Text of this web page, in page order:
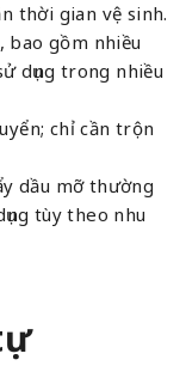
thời gian vệ sinh.
bao gồm nhiều
dụng trong nhiều
chỉ cần trộn
dầu mỡ thường
tùy theo nhu